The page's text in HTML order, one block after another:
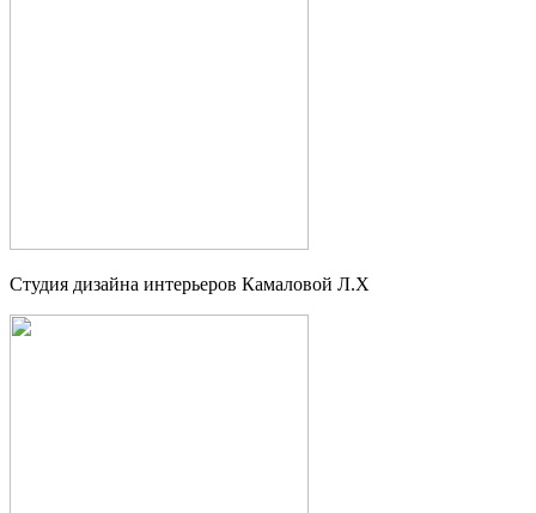
Студия дизайна интерьеров Камаловой Л.Х